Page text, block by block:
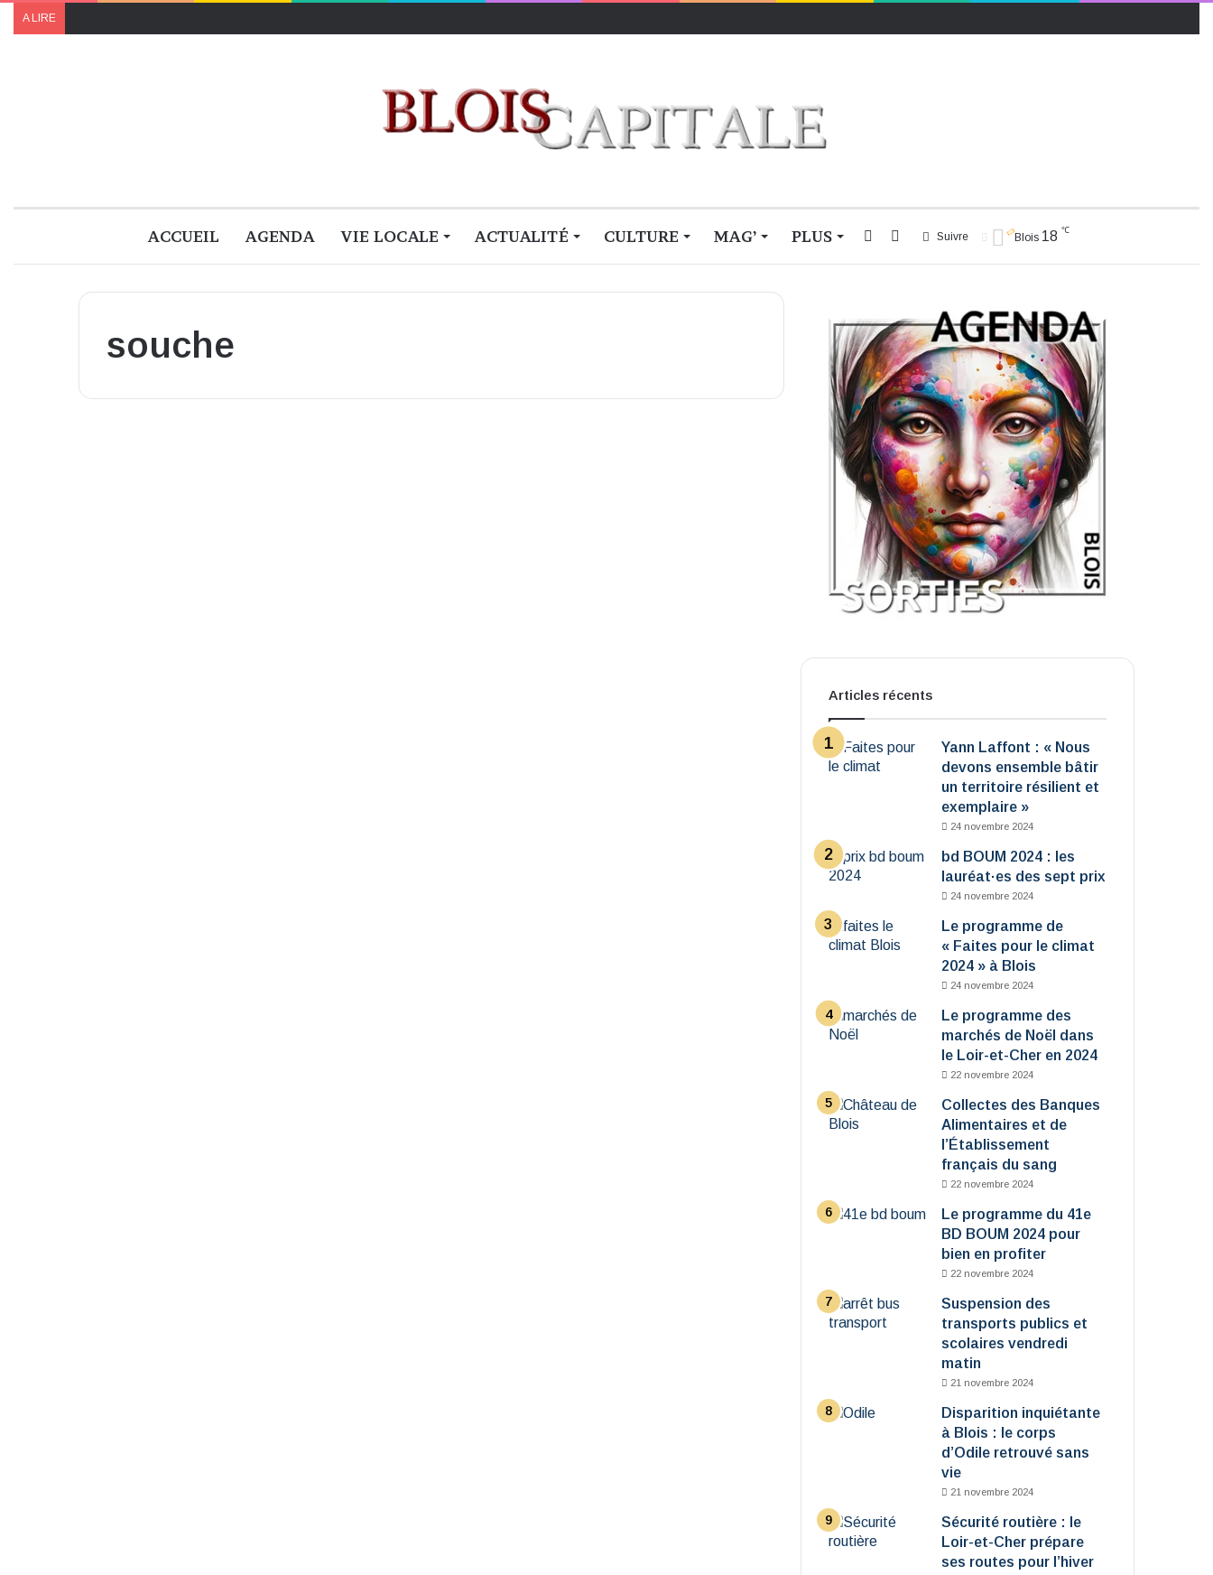
A LIRE
ACCUEIL AGENDA VIE LOCALE ACTUALITÉ CULTURE MAG’ PLUS Blois 18 ℃
Suivre
Switch
Rechercher
souche
Articles récents
Yann Laffont : « Nous
devons ensemble bâtir
un territoire résilient et
exemplaire »
24 novembre 2024
bd BOUM 2024 : les
lauréat·es des sept prix
24 novembre 2024
Le programme de
« Faites pour le climat
2024 » à Blois
24 novembre 2024
Le programme des
marchés de Noël dans
le Loir-et-Cher en 2024
22 novembre 2024
Collectes des Banques
Alimentaires et de
l’Établissement
français du sang
22 novembre 2024
Le programme du 41e
BD BOUM 2024 pour
bien en profiter
22 novembre 2024
Suspension des
transports publics et
scolaires vendredi
matin
21 novembre 2024
Disparition inquiétante
à Blois : le corps
d’Odile retrouvé sans
vie
21 novembre 2024
Sécurité routière : le
Loir-et-Cher prépare
ses routes pour l’hiver